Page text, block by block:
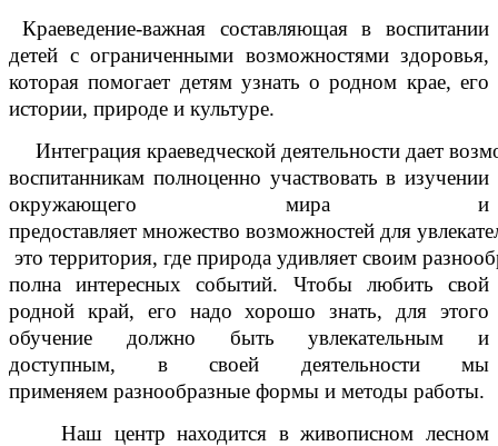
Краеведение-важная составляющая в воспитании
детей с ограниченными возможностями здоровья,
которая помогает детям узнать о родном крае, его
истории, природе и культуре.
Интеграция краеведческой деятельности дает
воспитанникам полноценно участвовать в изучении
окружающего мира и
предоставляет множество возможностей для
это территория, где природа удивляет своим
полна интересных событий. Чтобы любить свой
родной край, его надо хорошо знать, для этого
обучение должно быть увлекательным и
доступным, в своей деятельности мы
применяем разнообразные формы и методы работы.
Наш центр находится в живописном лесном